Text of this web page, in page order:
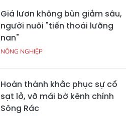
Giá lươn không bùn giảm sâu,
người nuôi "tiến thoái lưỡng
nan"
NÔNG NGHIỆP
Hoàn thành khắc phục sự cố
sạt lở, vỡ mái bờ kênh chính
Sông Rác